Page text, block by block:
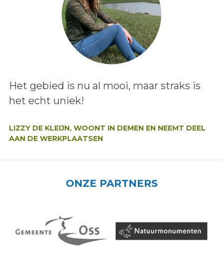
Lees het bericht:
Het gebied is nu al mooi, maar straks is
het echt uniek!
LIZZY DE KLEIJN, WOONT IN DEMEN EN NEEMT DEEL
AAN DE WERKPLAATSEN
ONZE PARTNERS